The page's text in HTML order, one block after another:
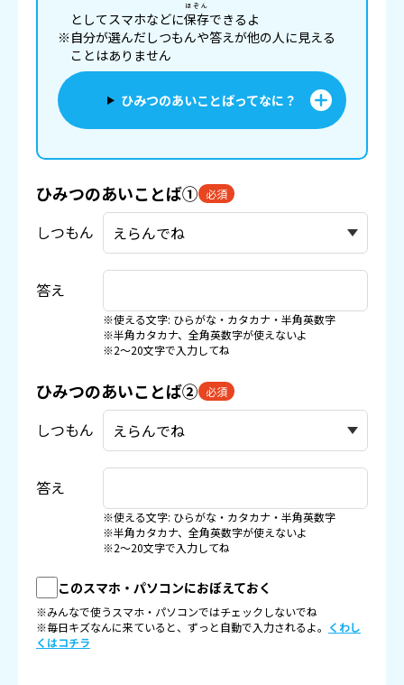
としてスマホなどに保存
ほぞん
できるよ
※自分が選んだしつもんや答えが他の人に見える
ことはありません
ひみつのあいことばってなに？
ひみつのあいことば① 必須
しつもん
答え
※使える文字: ひらがな・カタカナ・半角英数字
※半角カタカナ、全角英数字が使えないよ
※2〜20文字で入力してね
ひみつのあいことば② 必須
しつもん
答え
※使える文字: ひらがな・カタカナ・半角英数字
※半角カタカナ、全角英数字が使えないよ
※2〜20文字で入力してね
このスマホ・パソコンにおぼえておく
※みんなで使うスマホ・パソコンではチェックしないでね
※毎日キズなんに来ていると、ずっと自動で入力されるよ。 くわし
くはコチラ